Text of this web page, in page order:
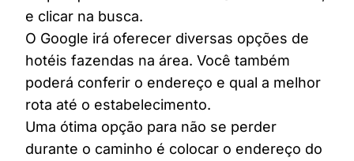
e clicar na busca.
O Google irá oferecer diversas opções de
hotéis fazendas na área. Você também
poderá conferir o endereço e qual a melhor
rota até o estabelecimento.
Uma ótima opção para não se perder
durante o caminho é colocar o endereço do